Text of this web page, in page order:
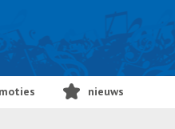
nieuws